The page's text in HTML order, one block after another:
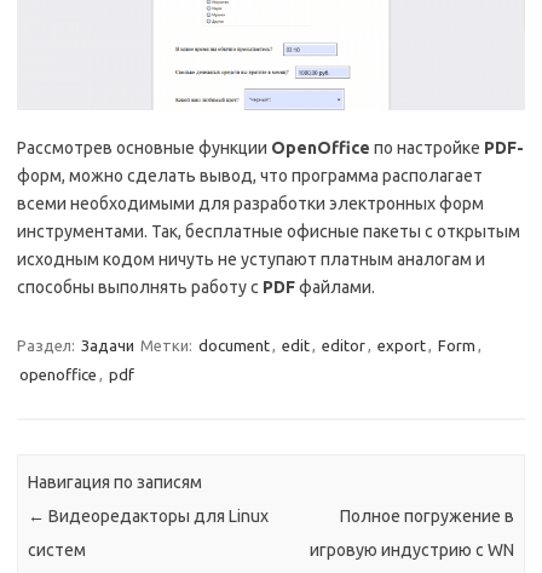
Рассмотрев основные функции OpenOffice по настройке PDF-
форм, можно сделать вывод, что программа располагает
всеми необходимыми для разработки электронных форм
инструментами. Так, бесплатные офисные пакеты с открытым
исходным кодом ничуть не уступают платным аналогам и
способны выполнять работу с PDFфайлами.
Раздел: Задачи Метки: document, edit, editor, export, Form ,
openoffice , pdf
Навигация по записям
← Видеоредакторы для Linux
систем
Полное погружение в
игровую индустрию с WN